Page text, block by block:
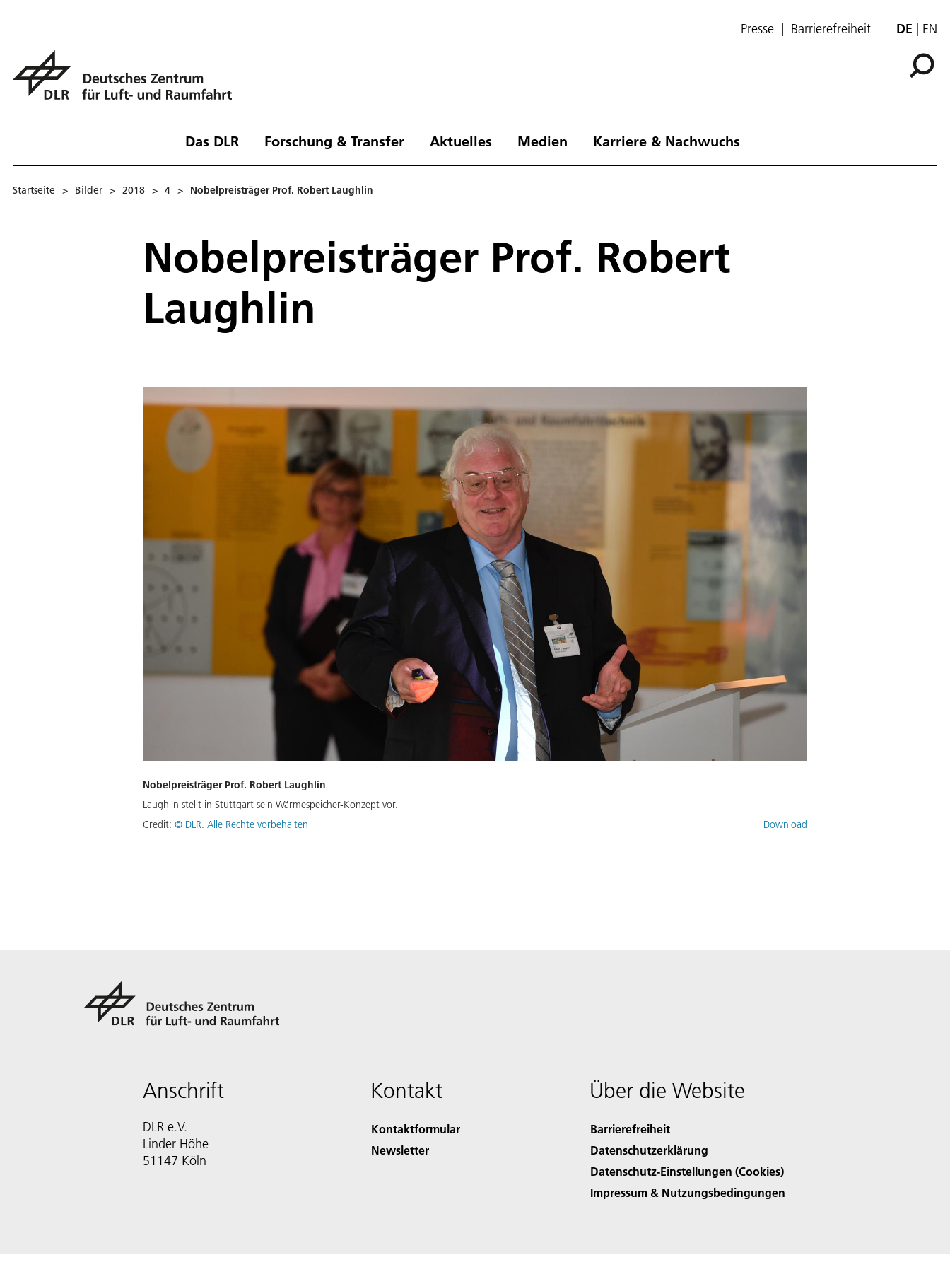
Presse Barrierefreiheit DE EN
Das DLR Forschung & Transfer Aktuelles Medien Karriere & Nachwuchs
Startseite > Bilder > 2018 > 4 > Nobelpreisträger Prof. Robert Laughlin
Nobelpreisträger Prof. Robert
Laughlin
Nobelpreisträger Prof. Robert Laughlin
Laughlin stellt in Stuttgart sein Wärmespeicher-Konzept vor.
Credit: © DLR. Alle Rechte vorbehalten Download
Anschrift
DLR e.V.
Linder Höhe
51147 Köln
Kontakt
Kontaktformular
Newsletter
Über die Website
Barrierefreiheit
Datenschutzerklärung
Datenschutz-Einstellungen (Cookies)
Impressum & Nutzungsbedingungen